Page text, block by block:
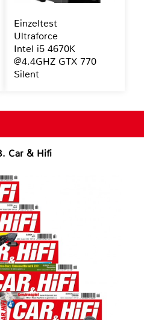
Car & Hifi
Einzeltest
Ultraforce
Intel i5 4670K
@4.4GHZ GTX 770
Silent